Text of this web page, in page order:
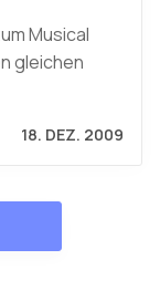
Musical
gleichen
18. DEZ. 2009